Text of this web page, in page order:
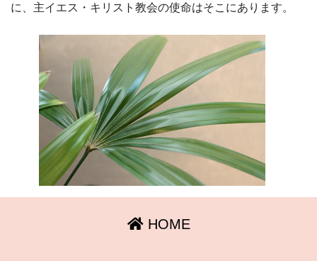
に、主イエス・キリスト教会の使命はそこにあります。
HOME